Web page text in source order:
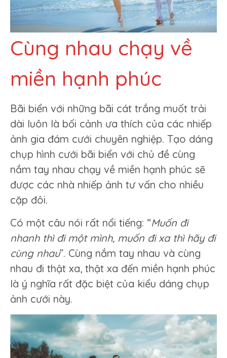
Cùng nhau chạy về
miền hạnh phúc
Bãi biển với những bãi cát trắng muốt trải
dài luôn là bối cảnh ưa thích của các nhiếp
ảnh gia đám cưới chuyên nghiệp. Tạo dáng
chụp hình cưới bãi biển với chủ đề cùng
nắm tay nhau chạy về miền hạnh phúc sẽ
được các nhà nhiếp ảnh tư vấn cho nhiều
cặp đôi.
Có một câu nói rất nổi tiếng: “Muốn đi
nhanh thì đi một mình, muốn đi xa thì hãy đi
cùng nhau”. Cùng nắm tay nhau và cùng
nhau đi thật xa, thật xa đến miền hạnh phúc
là ý nghĩa rất đặc biệt của kiểu dáng chụp
ảnh cưới này.